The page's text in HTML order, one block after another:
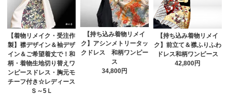
【着物リメイク・受注作
製】襟デザイン＆袖デザ
イン＆ご希望着丈で！和
柄・着物生地切り替えワ
ンピースドレス・胸元モ
チーフ付き☆レディース
Ｓ～5Ｌ
【持ち込み着物リメイ
ク】アシンメトリータッ
クドレス 和柄ワンピー
ス
34,800円
【持ち込み着物リメイ
ク】前立て＆襟ふりふわ
ドレス和柄ワンピース
42,800円